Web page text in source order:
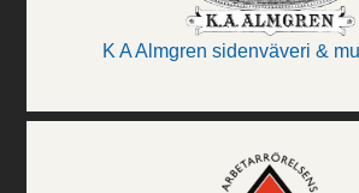
K A Almgren sidenväveri &